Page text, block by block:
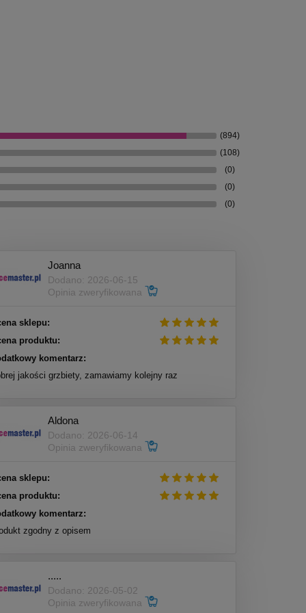
(894)
(108)
(0)
(0)
(0)
Joanna
Dodano: 2026-06-15
Opinia zweryfikowana
sklepu:
produktu:
komentarz:
jakości grzbiety, zamawiamy kolejny raz
Aldona
Dodano: 2026-06-14
Opinia zweryfikowana
sklepu:
produktu:
komentarz:
zgodny z opisem
.....
Dodano: 2026-05-02
Opinia zweryfikowana